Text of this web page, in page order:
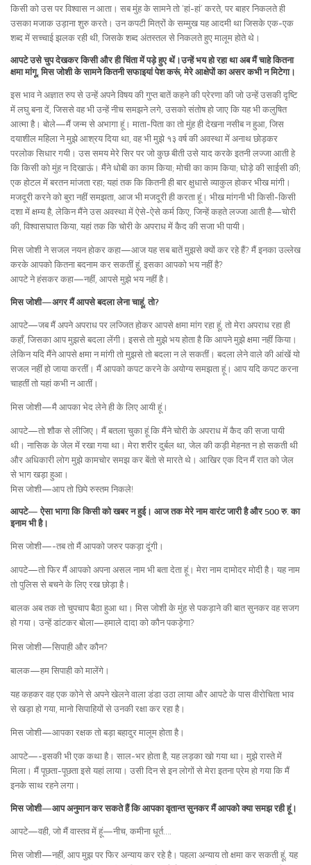
किसी को उस पर विश्वास न आता। सब मुंह के सामने तो ‘हां-हां’ करते, पर बाहर निकलते ही
उसका मजाक उड़ाना शुरु करते। उन कपटी मित्रों के सम्मुख यह आदमी था जिसके एक-एक
शब्द में सच्चाई झलक रही थी, जिसके शब्द अंतस्तल से निकलते हुए मालूम होते थे।
आपटे उसे चुप देखकर किसी और ही चिंता में पड़े हुए थें।उन्हें भय हो रहा था अब मैं चाहे कितना
क्षमा मांगू, मिस जोशी के सामने कितनी सफाइयां पेश करूं, मेरे आक्षेपों का असर कभी न मिटेगा।
इस भाव ने अज्ञात रुप से उन्हें अपने विषय की गुप्त बातें कहने की प्रेरणा की जो उन्हें उसकी दृष्टि
में लघु बना दें, जिससे वह भी उन्हें नीच समझने लगे, उसको संतोष हो जाए कि यह भी कलुषित
आत्मा है। बोले—मैं जन्म से अभागा हूं। माता-पिता का तो मुंह ही देखना नसीब न हुआ, जिस
दयाशील महिला ने मुझे आश्रय दिया था, वह भी मुझे १३ वर्ष की अवस्था में अनाथ छोड़कर
परलोक सिधार गयी। उस समय मेरे सिर पर जो कुछ बीती उसे याद करके इतनी लज्जा आती हे
कि किसी को मुंह न दिखाऊं। मैंने धोबी का काम किया; मोची का काम किया; घोड़े की साईसी की;
एक होटल में बरतन मांजता रहा; यहां तक कि कितनी ही बार क्षुधासे व्याकुल होकर भीख मांगी।
मजदूरी करने को बुरा नहीं समझता, आज भी मजदूरी ही करता हूं। भीख मांगनी भी किसी-किसी
दशा में क्षम्य है, लेकिन मैंने उस अवस्था में ऐसे-ऐसे कर्म किए, जिन्हें कहते लज्जा आती है—चोरी
की, विश्वासघात किया, यहां तक कि चोरी के अपराध में कैद की सजा भी पायी।
मिस जोशी ने सजल नयन होकर कहा—आज यह सब बातें मुझसे क्यों कर रहे हैं? मैं इनका उल्लेख
करके आपको कितना बदनाम कर सकतीं हूं, इसका आपको भय नहीं है?
आपटे ने हंसकर कहा—नहीं, आपसे मुझे भय नहीं है।
मिस जोशी—अगर मैं आपसे बदला लेना चाहूं, तो?
आपटे—जब मैं अपने अपराध पर लज्जित होकर आपसे क्षमा मांग रहा हूं, तो मेरा अपराध रहा ही
कहाँ, जिसका आप मुझसे बदला लेंगी। इससे तो मुझे भय होता है कि आपने मुझे क्षमा नहीं किया।
लेकिन यदि मैंने आपसे क्षमा न मांगी तो मुझसे तो बदला न ले सकतीं। बदला लेने वाले की आंखें यो
सजल नहीं हो जाया करतीं। मैं आपको कपट करने के अयोग्य समझता हूं। आप यदि कपट करना
चाहतीं तो यहां कभी न आतीं।
मिस जोशी—मै आपका भेद लेने ही के लिए आयी हूं।
आपटे—तो शौक से लीजिए। मैं बतला चुका हूं कि मैंने चोरी के अपराध में कैद की सजा पायी
थी। नासिक के जेल में रखा गया था। मेरा शरीर दुर्बल था, जेल की कड़ी मेहनत न हो सकती थी
और अधिकारी लोग मुझे कामचोर समझ कर बेंतो से मारते थे। आखिर एक दिन मैं रात को जेल
से भाग खड़ा हुआ।
मिस जोशी—आप तो छिपे रुस्तम निकले!
आपटे— ऐसा भागा कि किसी को खबर न हुई। आज तक मेरे नाम वारंट जारी है और 500 रु. का
इनाम भी है।
मिस जोशी—-तब तो मैं आपको जरुर पकड़ा दूंगी।
आपटे—तो फिर मैं आपको अपना असल नाम भी बता देता हूं। मेरा नाम दामोदर मोदी है। यह नाम
तो पुलिस से बचने के लिए रख छोड़ा है।
बालक अब तक तो चुपचाप बैठा हुआ था। मिस जोशी के मुंह से पकड़ाने की बात सुनकर वह सजग
हो गया। उन्हें डांटकर बोला—हमाले दादा को कौन पकड़ेगा?
मिस जोशी—सिपाही और कौन?
बालक—हम सिपाही को मालेंगे।
यह कहकर वह एक कोने से अपने खेलने वाला डंडा उठा लाया और आपटे के पास वीरोचिता भाव
से खड़ा हो गया, मानो सिपाहियों से उनकी रक्षा कर रहा है।
मिस जोशी—आपका रक्षक तो बड़ा बहादुर मालूम होता है।
आपटे—-इसकी भी एक कथा है। साल-भर होता है, यह लड़का खो गया था। मुझे रास्ते में
मिला। मैं पूछता-पूछता इसे यहां लाया। उसी दिन से इन लोगों से मेरा इतना प्रेम हो गया कि मैं
इनके साथ रहने लगा।
मिस जोशी—आप अनुमान कर सकते हैं कि आपका वृतान्त सुनकर मैं आपको क्या समझ रही हूं।
आपटे—वही, जो मैं वास्तव में हूं—नीच, कमीना धूर्त….
मिस जोशी—नहीं, आप मुझ पर फिर अन्याय कर रहे है। पहला अन्याय तो क्षमा कर सकती हूं, यह